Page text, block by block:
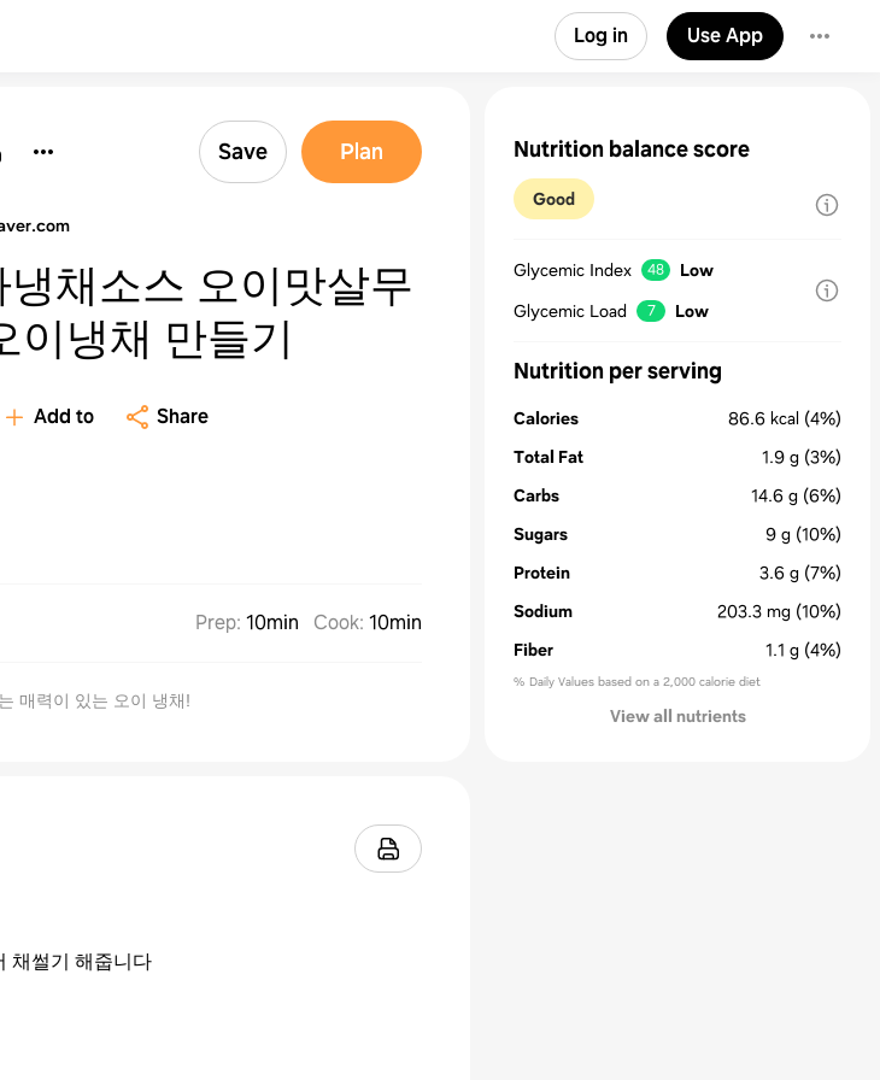
Log in Use App
Save Plan
냉채소스 오이맛살무
이냉채 만들기
Add to Share
Prep: 10min Cook: 10min
매력이 있는 오이 냉채!
채썰기 해줍니다
Nutrition balance score
Good
Glycemic Index 48
Low
Glycemic Load
7 Low
Nutrition per serving
Calories 86.6 kcal (4%)
Total Fat
1.9 g (3%)
Carbs
14.6 g (6%)
Sugars
9 g (10%)
Protein
3.6 g (7%)
Sodium
203.3 mg (10%)
Fiber
1.1 g (4%)
% Daily Values based on a 2,000 calorie diet
View all nutrients